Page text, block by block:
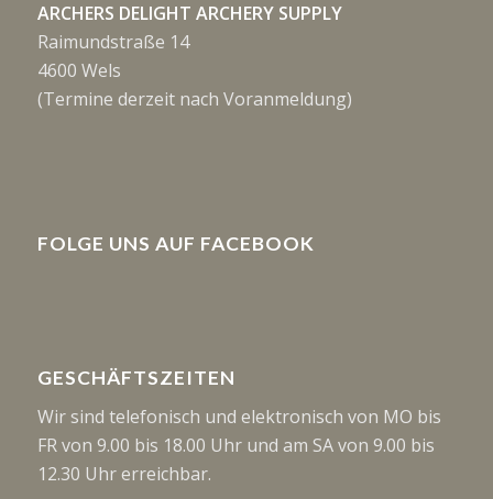
ARCHERS DELIGHT ARCHERY SUPPLY
Raimundstraße 14
4600 Wels
(Termine derzeit nach Voranmeldung)
FOLGE UNS AUF FACEBOOK
GESCHÄFTSZEITEN
Wir sind telefonisch und elektronisch von MO bis
FR von 9.00 bis 18.00 Uhr und am SA von 9.00 bis
12.30 Uhr erreichbar.